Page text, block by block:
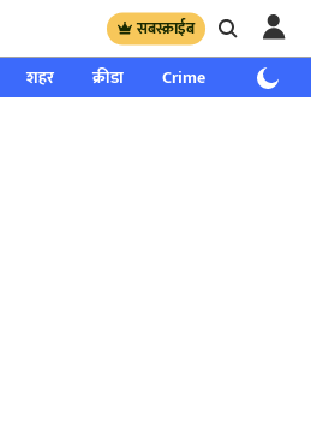
सबस्क्राईब
शहर क्रीडा Crime साप्ताहिक